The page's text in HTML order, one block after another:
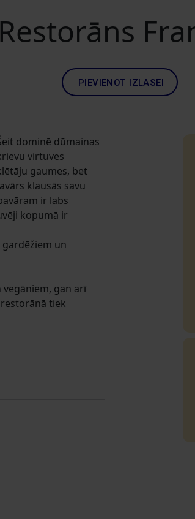
Restorāns
PIEVIENOT IZLASEI
dominē dūmainas
virtuves
gaumes, bet
klausās savu
ir labs
kopumā ir
un
gan arī
tiek